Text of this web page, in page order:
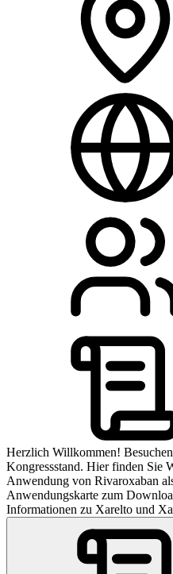
Herzlich Willkommen! Besuchen Sie den digitalen Bayer-
Kongressstand. Hier finden Sie Webinare, Expertenberichte zur
Anwendung von Rivaroxaban
Anwendungskarte zum Download
Informationen zu Xarelto und
virtuellen Kongressstand von
https://www.xarelto.ch/de/
beachten Sie, dass sich die
(Schweiz) AG ausschließlich an